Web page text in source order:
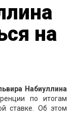
на
Набиуллина
по итогам
ставке. Об этом